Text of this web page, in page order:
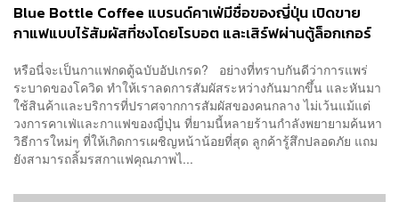
Blue Bottle Coffee แบรนด์คาเฟ่มีชื่อของญี่ปุ่น เปิดขาย
กาแฟแบบไร้สัมผัสที่ชงโดยโรบอต และเสิร์ฟผ่านตู้ล็อกเกอร์
หรือนี่จะเป็นกาแฟกดตู้ฉบับอัปเกรด? อย่างที่ทราบกันดีว่าการแพร่
ระบาดของโควิด ทำให้เราลดการสัมผัสระหว่างกันมากขึ้น และหันมา
ใช้สินค้าและบริการที่ปราศจากการสัมผัสของคนกลาง ไม่เว้นแม้แต่
วงการคาเฟ่และกาแฟของญี่ปุ่น ที่ยามนี้หลายร้านกำลังพยายามค้นหา
วิธีการใหม่ๆ ที่ให้เกิดการเผชิญหน้าน้อยที่สุด ลูกค้ารู้สึกปลอดภัย แถม
ยังสามารถลิ้มรสกาแฟคุณภาพไ...